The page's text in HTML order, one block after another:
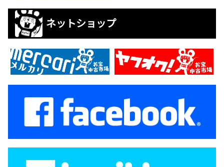
ネットショップ